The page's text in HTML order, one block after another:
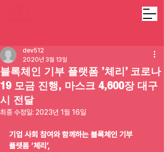
블록체인 기부 플랫폼 ’체리’ 코로나
19 모금 진행, 마스크 4,600장 대구
시 전달
dev512
2020년 3월 13일
최종 수정일: 2023년 1월 16일
기업 사회 참여와 함께하는 블록체인 기부
플랫폼 ‘체리’,